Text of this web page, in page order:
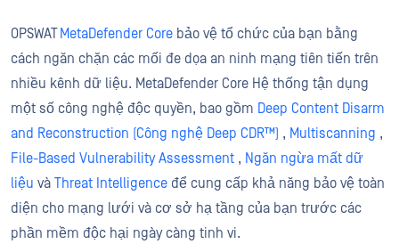
OPSWAT MetaDefender Core bảo vệ tổ chức của bạn bằng
cách ngăn chặn các mối đe dọa an ninh mạng tiên tiến trên
nhiều kênh dữ liệu. MetaDefender Core Hệ thống tận dụng
một số công nghệ độc quyền, bao gồm Deep Content Disarm
and Reconstruction (Công nghệ Deep CDR™) , Multiscanning ,
File-Based Vulnerability Assessment , Ngăn ngừa mất dữ
liệu và Threat Intelligence để cung cấp khả năng bảo vệ toàn
diện cho mạng lưới và cơ sở hạ tầng của bạn trước các
phần mềm độc hại ngày càng tinh vi.